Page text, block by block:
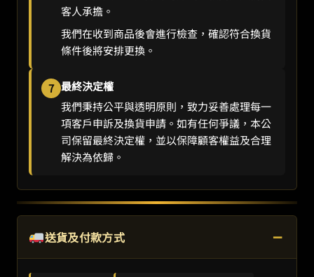
客人承擔。
我們在收到商品後會進行檢查，確認符合換貨
條件後將安排更換。
7 最終決定權
我們秉持公平與透明原則，致力妥善處理每一
項客戶申訴及換貨申請。如有任何爭議，本公
司保留最終決定權，並以保障顧客權益及合理
解決為依歸。
送貨及付款方式 −